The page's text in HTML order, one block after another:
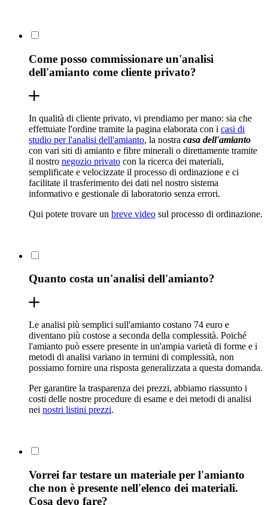
Come posso commissionare un'analisi
dell'amianto come cliente privato?
In qualità di cliente privato, vi prendiamo per mano: sia che
effettuiate l'ordine tramite la pagina elaborata con i casi di
studio per l'analisi dell'amianto, la nostra casa dell'amianto
con vari siti di amianto e fibre minerali o direttamente tramite
il nostro negozio privato con la ricerca dei materiali,
semplificate e velocizzate il processo di ordinazione e ci
facilitate il trasferimento dei dati nel nostro sistema
informativo e gestionale di laboratorio senza errori.
Qui potete trovare un breve video sul processo di ordinazione.
Quanto costa un'analisi dell'amianto?
Le analisi più semplici sull'amianto costano 74 euro e
diventano più costose a seconda della complessità. Poiché
l'amianto può essere presente in un'ampia varietà di forme e i
metodi di analisi variano in termini di complessità, non
possiamo fornire una risposta generalizzata a questa domanda.
Per garantire la trasparenza dei prezzi, abbiamo riassunto i
costi delle nostre procedure di esame e dei metodi di analisi
nei nostri listini prezzi.
Vorrei far testare un materiale per l'amianto
che non è presente nell'elenco dei materiali.
Cosa devo fare?